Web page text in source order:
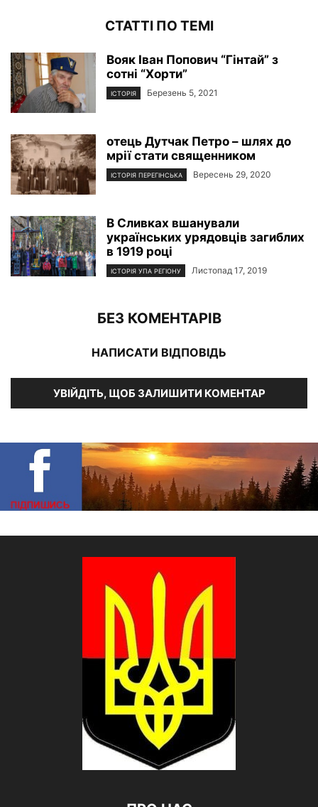
СТАТТІ ПО ТЕМІ
Вояк Іван Попович “Гінтай” з
сотні “Хорти”
ІСТОРІЯ Березень 5, 2021
отець Дутчак Петро – шлях до
мрії стати священником
ІСТОРІЯ ПЕРЕГІНСЬКА Вересень 29, 2020
В Сливках вшанували
українських урядовців загиблих
в 1919 році
ІСТОРІЯ УПА РЕГІОНУ Листопад 17, 2019
БЕЗ КОМЕНТАРІВ
НАПИСАТИ ВІДПОВІДЬ
УВІЙДІТЬ, ЩОБ ЗАЛИШИТИ КОМЕНТАР